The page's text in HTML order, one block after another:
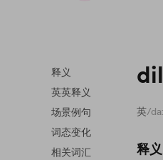
释义
英英释义
场景例句
词态变化
相关词汇
英/
释义